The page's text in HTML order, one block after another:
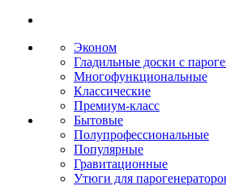
Эконом
Гладильные доски с
Многофункциональные
Классические
Премиум-класс
Бытовые
Полупрофессиональные
Популярные
Гравитационные
Утюги для